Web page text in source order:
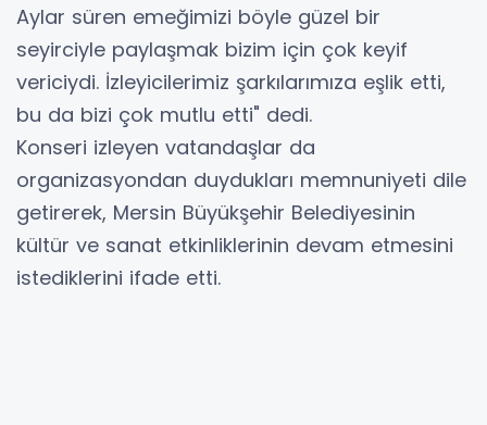
Aylar süren emeğimizi böyle güzel bir
seyirciyle paylaşmak bizim için çok keyif
vericiydi. İzleyicilerimiz şarkılarımıza eşlik etti,
bu da bizi çok mutlu etti" dedi.
Konseri izleyen vatandaşlar da
organizasyondan duydukları memnuniyeti dile
getirerek, Mersin Büyükşehir Belediyesinin
kültür ve sanat etkinliklerinin devam etmesini
istediklerini ifade etti.